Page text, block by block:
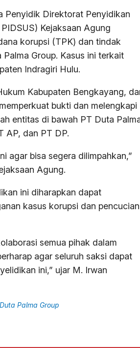
Penyidik Direktorat Penyidikan
Kejaksaan Agung
korupsi (TPK) dan tindak
Group. Kasus ini terkait
Indragiri Hulu.
Kabupaten Bengkayang,
bukti dan melengkapi
entitas di bawah PT Duta
AP, dan PT DP.
agar bisa segera dilimpahkan,”
Agung.
ini diharapkan dapat
kasus korupsi dan pencucian
semua pihak dalam
agar seluruh saksi dapat
ini,” ujar M. Irwan
Palma Group